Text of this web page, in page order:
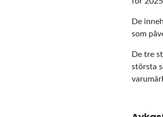
De
som
De tre
största